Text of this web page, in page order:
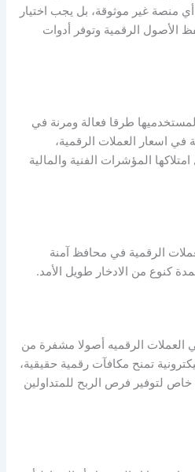
منصة غير موثوقة، بل يجب اختيار
الرقمية وتوفر أدوات
طرقا فعالة ومرنة في
في اسعار العملات الرقمية،
المؤشرات الفنية والمالية
الرقمية في محافظ آمنة
كنوع من الادخار طويل الأمد.
الرقميه أصولا مشفرة من
تمنح مكافآت رقمية حقيقية،
لتوفير فرص الربح للمتداولين